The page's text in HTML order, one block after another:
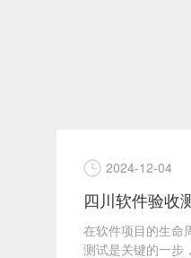
2024-12-04
在软件项目的生命
测试是关键的一步